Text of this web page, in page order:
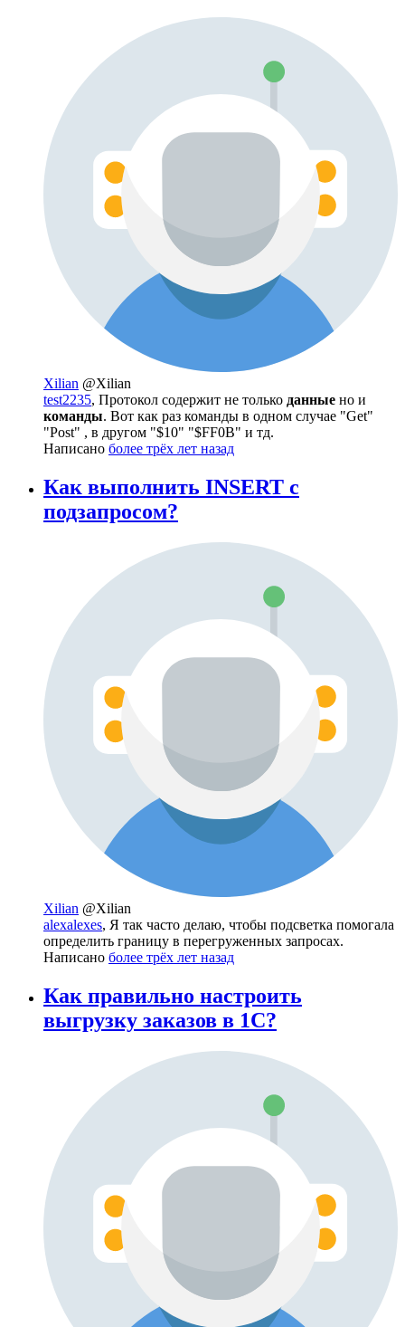
Xilian @Xilian
test2235, Протокол содержит не только данные но и
команды. Вот как раз команды в одном случае "Get"
"Post" , в другом "$10" "$FF0B" и тд.
Написано более трёх лет назад
Как выполнить INSERT с
подзапросом?
Xilian @Xilian
alexalexes, Я так часто делаю, чтобы подсветка помогала
определить границу в перегруженных запросах.
Написано более трёх лет назад
Как правильно настроить
выгрузку заказов в 1С?